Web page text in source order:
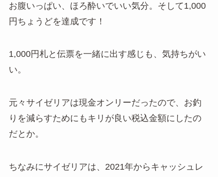
お腹いっぱい、ほろ酔いでいい気分。そして1,000
円ちょうどを達成です！
1,000円札と伝票を一緒に出す感じも、気持ちがい
い。
元々サイゼリアは現金オンリーだったので、お釣
りを減らすためにもキリが良い税込金額にしたの
だとか。
ちなみにサイゼリアは、2021年からキャッシュレ